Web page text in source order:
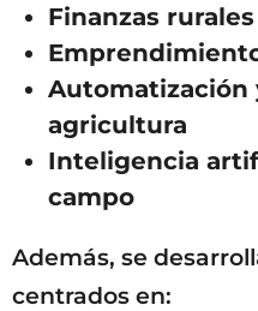
Finanzas rurales
Automatización
agricultura
Inteligencia
campo
Además, se
centrados en: